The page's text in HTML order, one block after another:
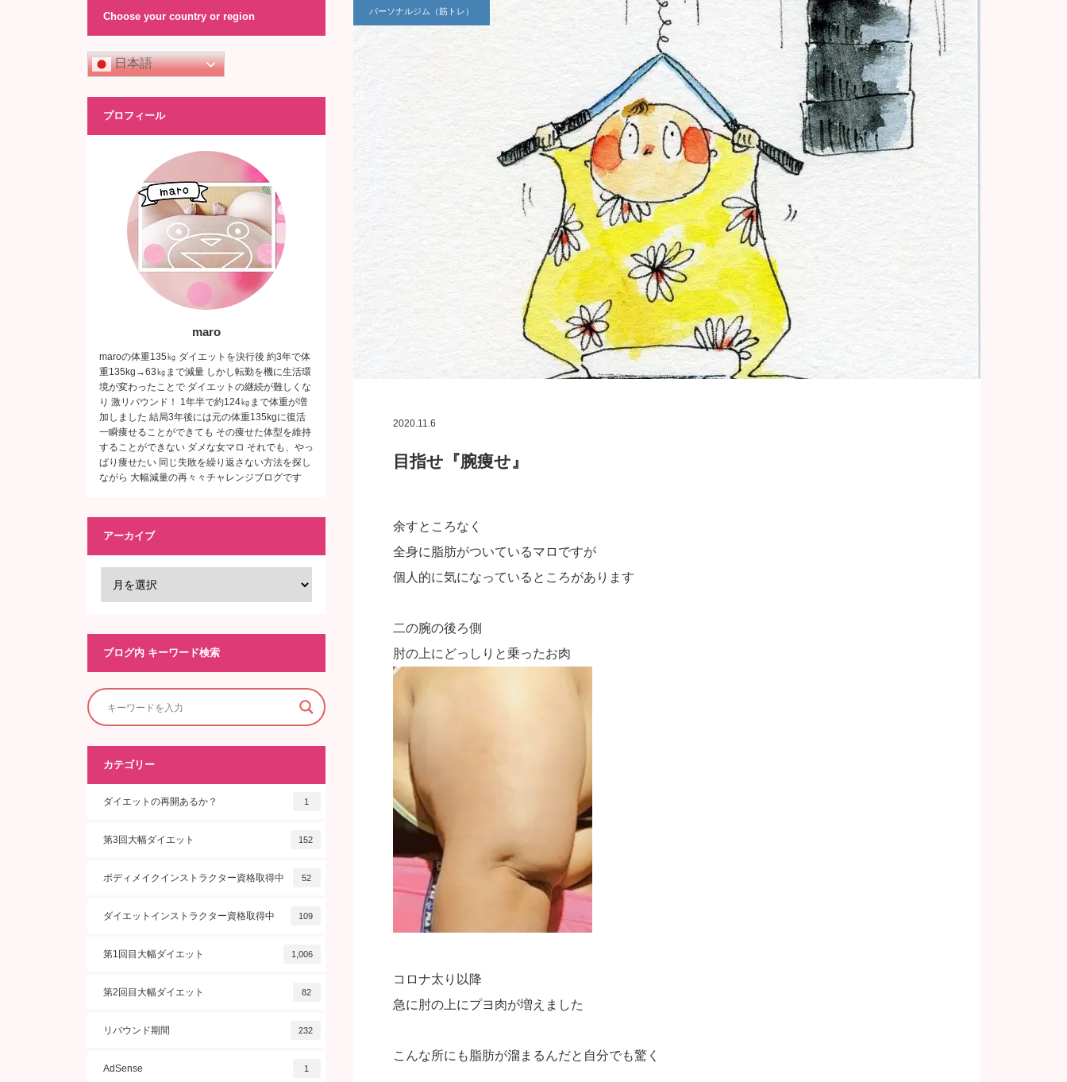
パーソナルジム（筋トレ）
2020.11.6
目指せ『腕痩せ』
余すところなく
全身に脂肪がついているマロですが
個人的に気になっているところがあります
二の腕の後ろ側
肘の上にどっしりと乗ったお肉
コロナ太り以降
急に肘の上にプヨ肉が増えました
こんな所にも脂肪が溜まるんだと自分でも驚く
Choose your country or region
日本語
プロフィール
maro
maroの体重135㎏ ダイエットを決行後 約3年で体
重135kg→63㎏まで減量 しかし転勤を機に生活環
境が変わったことで ダイエットの継続が難しくな
り 激リバウンド！ 1年半で約124㎏まで体重が増
加しました 結局3年後には元の体重135kgに復活
一瞬痩せることができても その痩せた体型を維持
することができない ダメな女マロ それでも、やっ
ぱり痩せたい 同じ失敗を繰り返さない方法を探し
ながら 大幅減量の再々々チャレンジブログです
アーカイブ
ブログ内 キーワード検索
カテゴリー
ダイエットの再開あるか？ 1
第3回大幅ダイエット 152
ボディメイクインストラクター資格取得中 52
ダイエットインストラクター資格取得中 109
第1回目大幅ダイエット 1,006
第2回目大幅ダイエット 82
リバウンド期間 232
AdSense 1